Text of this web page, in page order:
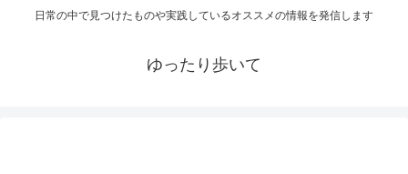
日常の中で見つけたものや実践しているオススメの情報を発信します
ゆったり歩いて